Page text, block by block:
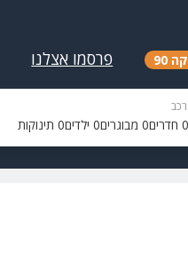
90 פרסמו אצלנו
0חדרים0מבוגרים0ילדים0תינוקות